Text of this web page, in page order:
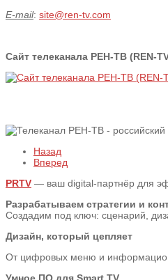
E-mail: site@ren-tv.com
Сайт телеканала РЕН-ТВ (REN-
Назад
Вперед
PRTV — ваш digital-партнёр для
Разрабатываем стратегии и
Создадим под ключ: сценарий,
Дизайн, который цепляет
От цифровых меню и
Умное ПО для Smart TV